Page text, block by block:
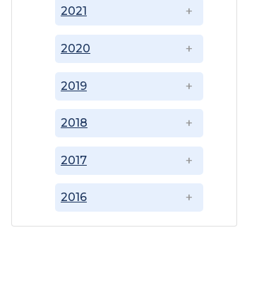
2016
2017
2018
2019
2020
2021